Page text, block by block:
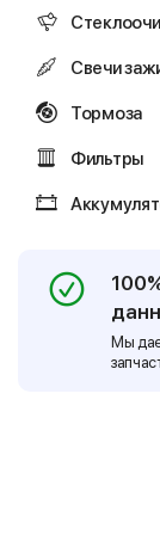
Свечи
Тормоза
Фильтры
Мы